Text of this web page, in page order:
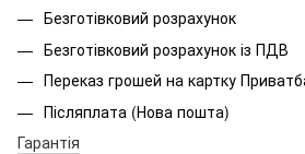
Безготівковий розрахунок
Безготівковий розрахунок із ПДВ
Переказ грошей на картку
Післяплата (Нова пошта)
Гарантія